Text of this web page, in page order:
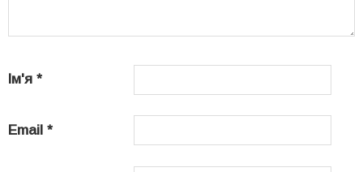
Ім'я *
Email *